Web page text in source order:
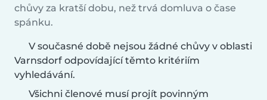
chůvy za kratší dobu, než trvá domluva o čase
spánku.
V současné době nejsou žádné chůvy v oblasti
Varnsdorf odpovídající těmto kritériím
vyhledávání.
Všichni členové musí projít povinným